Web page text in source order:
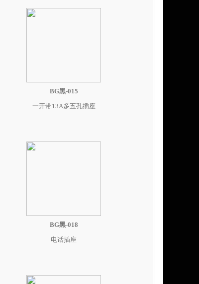
BG黑-015
一开带13A多五孔插座
BG黑-018
电话插座